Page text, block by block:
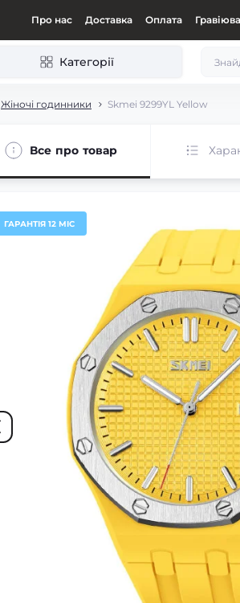
Про нас Доставка Оплата
Категорії
Жіночі годинники Skmei 9299YL Yellow
Все про товар
ГАРАНТІЯ 12 МІС